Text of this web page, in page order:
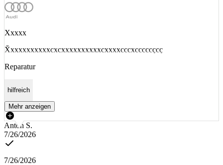
Xxxxx
X̌xxxxxxxxxxcxcxxxxxxxxxxcxxxxcccxcccccçcç
Reparatur
hilfreich
Mehr anzeigen
Anton S.
7/26/2026
7/26/2026